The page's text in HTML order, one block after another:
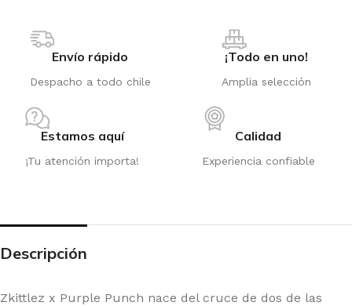
Envío rápido
Despacho a todo chile
¡Todo en uno!
Amplia selección
Estamos aquí
¡Tu atención importa!
Calidad
Experiencia confiable
Descripción
Zkittlez x Purple Punch nace del cruce de dos de las